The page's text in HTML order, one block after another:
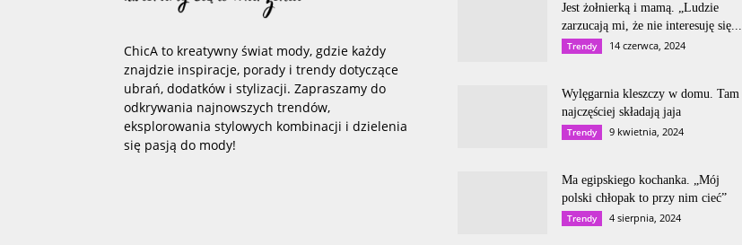
ChicA to kreatywny świat mody, gdzie każdy
znajdzie inspiracje, porady i trendy dotyczące
ubrań, dodatków i stylizacji. Zapraszamy do
odkrywania najnowszych trendów,
eksplorowania stylowych kombinacji i dzielenia
się pasją do mody!
Jest żołnierką i mamą. „Ludzie
zarzucają mi, że nie interesuję się...
Trendy 14 czerwca, 2024
Wylęgarnia kleszczy w domu. Tam
najczęściej składają jaja
Trendy 9 kwietnia, 2024
Ma egipskiego kochanka. „Mój
polski chłopak to przy nim cieć”
Trendy 4 sierpnia, 2024